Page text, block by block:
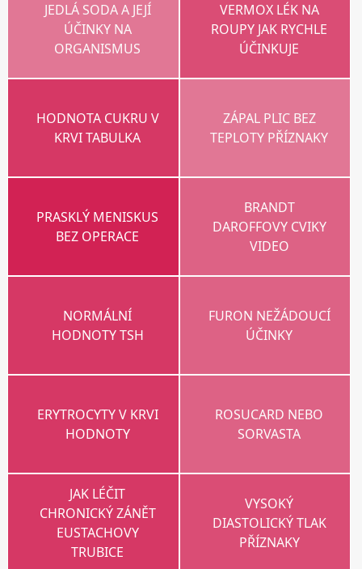
JEDLÁ SODA A JEJÍ
ÚČINKY NA
ORGANISMUS
VERMOX LÉK NA
ROUPY JAK RYCHLE
ÚČINKUJE
HODNOTA CUKRU V
KRVI TABULKA
ZÁPAL PLIC BEZ
TEPLOTY PŘÍZNAKY
PRASKLÝ MENISKUS
BEZ OPERACE
BRANDT
DAROFFOVY CVIKY
VIDEO
NORMÁLNÍ
HODNOTY TSH
FURON NEŽÁDOUCÍ
ÚČINKY
ERYTROCYTY V KRVI
HODNOTY
ROSUCARD NEBO
SORVASTA
JAK LÉČIT
CHRONICKÝ ZÁNĚT
EUSTACHOVY
TRUBICE
VYSOKÝ
DIASTOLICKÝ TLAK
PŘÍZNAKY